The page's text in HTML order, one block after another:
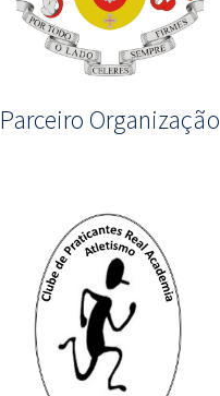
Parceiro Organização